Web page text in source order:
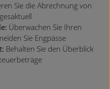
Sie die Abrechnung von
Überwachen Sie Ihren
Sie Engpässe
Behalten Sie den Überblick